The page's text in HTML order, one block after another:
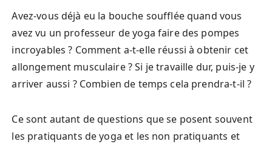
Avez-vous déjà eu la bouche soufflée quand vous
avez vu un professeur de yoga faire des pompes
incroyables ? Comment a-t-elle réussi à obtenir cet
allongement musculaire ? Si je travaille dur, puis-je y
arriver aussi ? Combien de temps cela prendra-t-il ?
Ce sont autant de questions que se posent souvent
les pratiquants de yoga et les non pratiquants et